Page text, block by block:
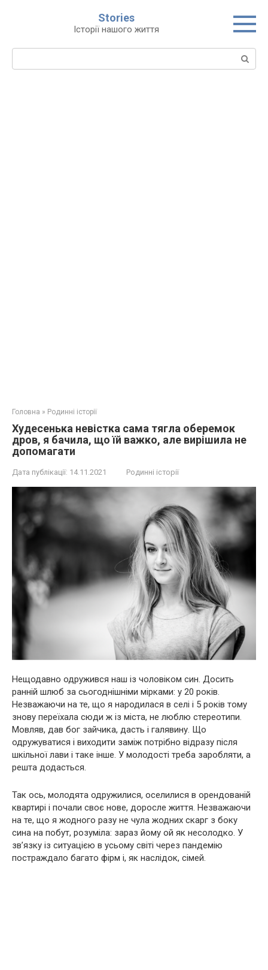
Stories
Історії нашого життя
Пошук:
Головна » Родинні історії
Худесенька невістка сама тягла оберемок
дров, я бачила, що їй важко, але вирішила не
допомагати
Дата публікації: 14.11.2021 Родинні історії
Нещодавно одружився наш із чоловіком син. Досить
ранній шлюб за сьогоднішніми мірками: у 20 років.
Незважаючи на те, що я народилася в селі і 5 років тому
знову переїхала сюди ж із міста, не люблю стереотипи.
Мовляв, дав бог зайчика, дасть і галявину. Що
одружуватися і виходити заміж потрібно відразу після
шкільної лави і таке інше. У молодості треба заробляти, а
решта додасться.
Так ось, молодята одружилися, оселилися в орендованій
квартирі і почали своє нове, доросле життя. Незважаючи
на те, що я жодного разу не чула жодних скарг з боку
сина на побут, розуміла: зараз йому ой як несолодко. У
зв’язку із ситуацією в усьому світі через пандемію
постраждало багато фірм і, як наслідок, сімей.